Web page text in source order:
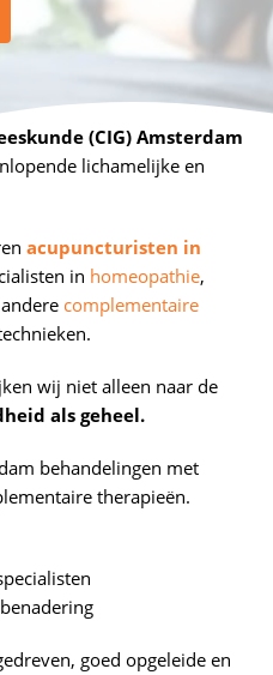
(CIG) Amsterdam
lichamelijke en
acupuncturisten in
in homeopathie,
complementaire
wij niet alleen naar de
als geheel.
behandelingen met
therapieën.
goed opgeleide en